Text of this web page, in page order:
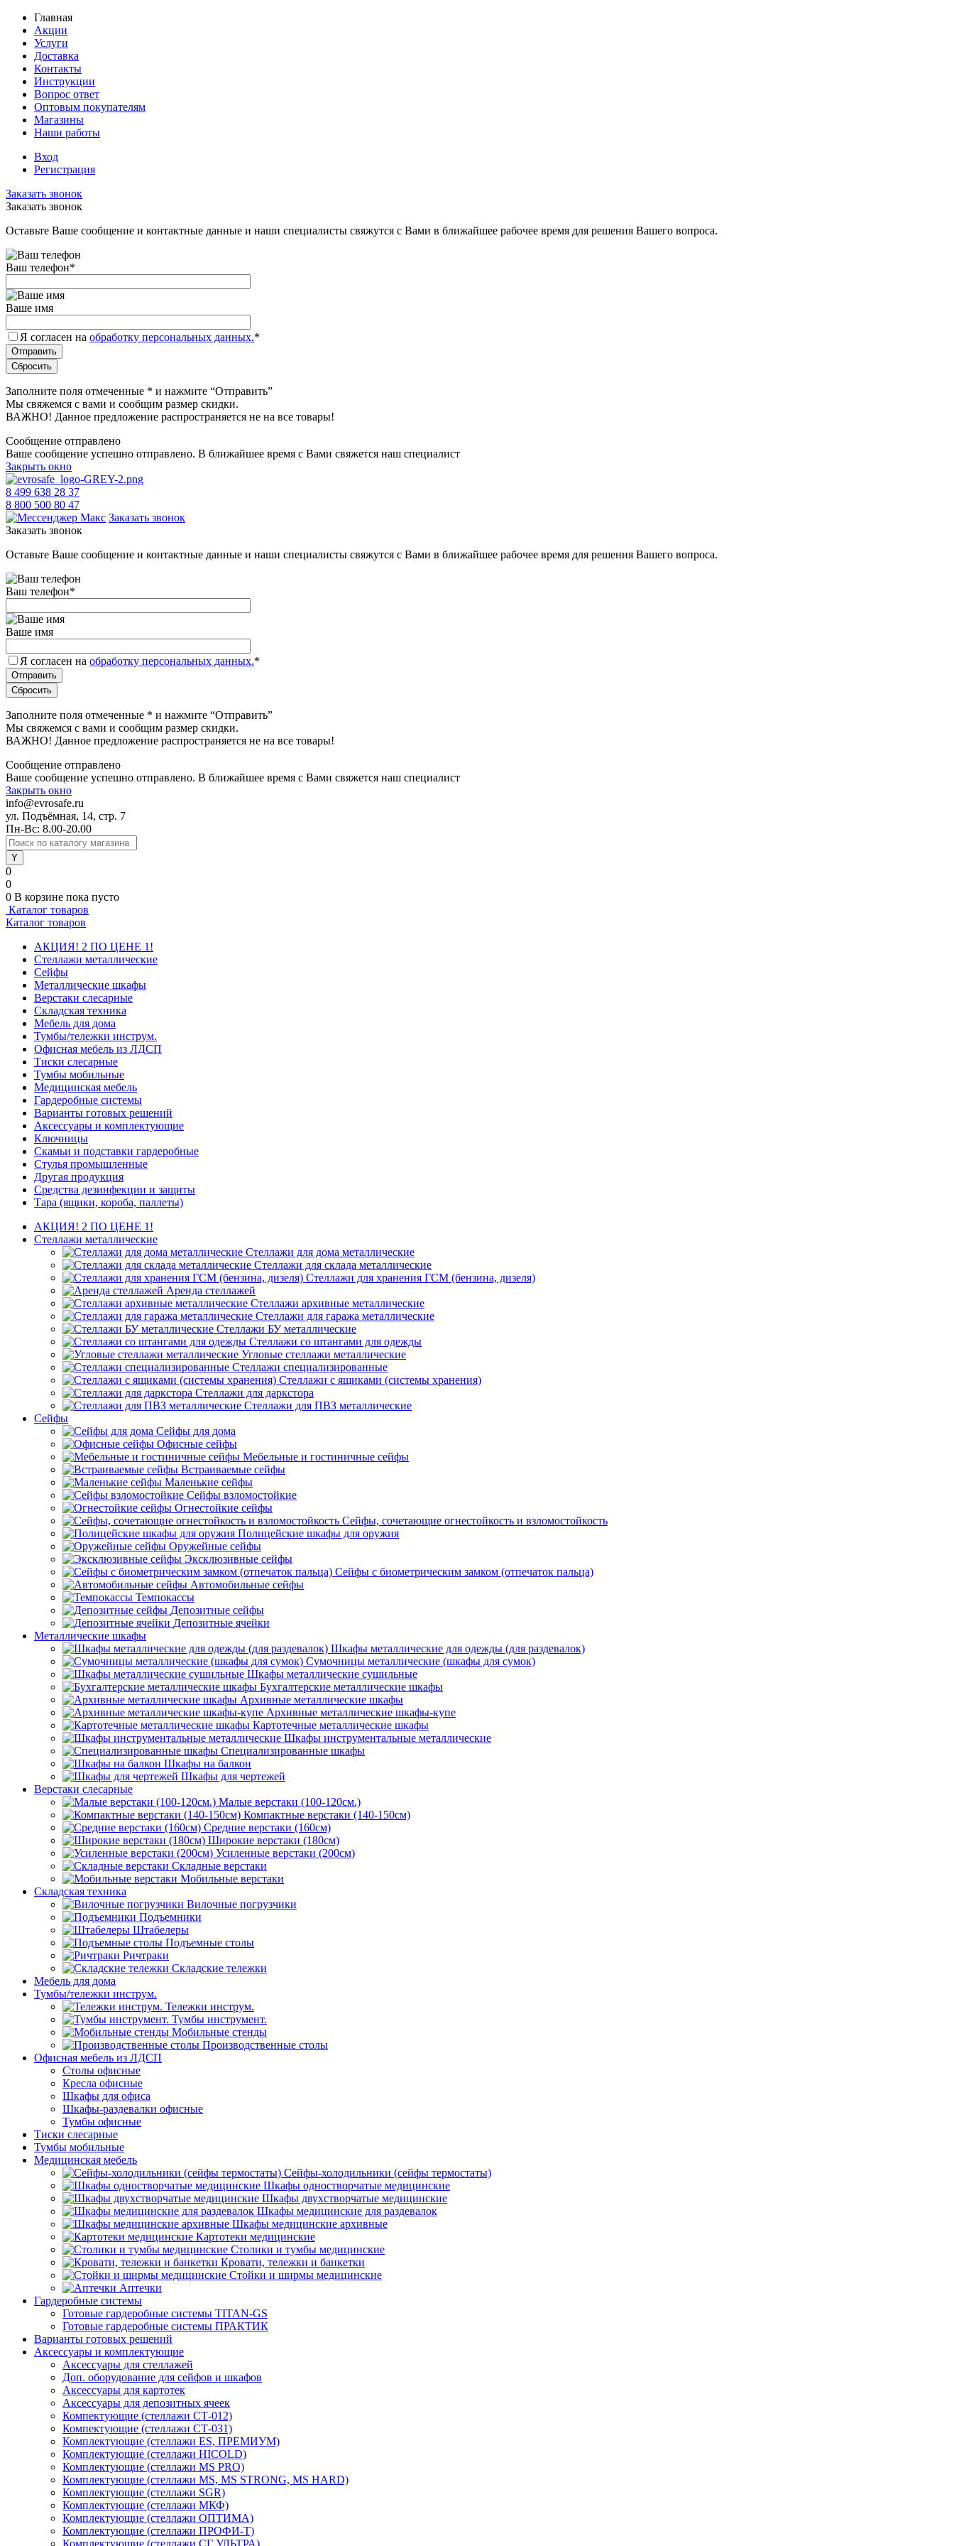
Главная
Акции
Услуги
Доставка
Контакты
Инструкции
Вопрос ответ
Оптовым покупателям
Магазины
Наши работы
Вход
Регистрация
Заказать звонок
Заказать звонок
Оставьте Ваше сообщение и контактные данные и наши специалисты свяжутся с Вами в ближайшее рабочее время для решения Вашего вопроса.
Ваш телефон*
Ваше имя
Я согласен на обработку персональных данных.*
Заполните поля отмеченные * и нажмите “Отправить”
Мы свяжемся с вами и сообщим размер скидки.
ВАЖНО! Данное предложение распространяется не на все товары!
Сообщение отправлено
Ваше сообщение успешно отправлено. В ближайшее время с Вами свяжется наш специалист
Закрыть окно
8 499 638 28 37
8 800 500 80 47
Заказать звонок
Заказать звонок
Оставьте Ваше сообщение и контактные данные и наши специалисты свяжутся с Вами в ближайшее рабочее время для решения Вашего вопроса.
Ваш телефон*
Ваше имя
Я согласен на обработку персональных данных.*
Заполните поля отмеченные * и нажмите “Отправить”
Мы свяжемся с вами и сообщим размер скидки.
ВАЖНО! Данное предложение распространяется не на все товары!
Сообщение отправлено
Ваше сообщение успешно отправлено. В ближайшее время с Вами свяжется наш специалист
Закрыть окно
info@evrosafe.ru
ул. Подъёмная, 14, стр. 7
Пн-Вс: 8.00-20.00
0
0
0 В корзине пока пусто
Каталог товаров
Каталог товаров
АКЦИЯ! 2 ПО ЦЕНЕ 1!
Стеллажи металлические
Сейфы
Металлические шкафы
Верстаки слесарные
Складская техника
Мебель для дома
Тумбы/тележки инструм.
Офисная мебель из ЛДСП
Тиски слесарные
Тумбы мобильные
Медицинская мебель
Гардеробные системы
Варианты готовых решений
Аксессуары и комплектующие
Ключницы
Скамьи и подставки гардеробные
Стулья промышленные
Другая продукция
Средства дезинфекции и защиты
Тара (ящики, короба, паллеты)
АКЦИЯ! 2 ПО ЦЕНЕ 1!
Стеллажи металлические
Стеллажи для дома металлические
Стеллажи для склада металлические
Стеллажи для хранения ГСМ (бензина, дизеля)
Аренда стеллажей
Стеллажи архивные металлические
Стеллажи для гаража металлические
Стеллажи БУ металлические
Стеллажи со штангами для одежды
Угловые стеллажи металлические
Стеллажи специализированные
Стеллажи с ящиками (системы хранения)
Стеллажи для даркстора
Стеллажи для ПВЗ металлические
Сейфы
Сейфы для дома
Офисные сейфы
Мебельные и гостиничные сейфы
Встраиваемые сейфы
Маленькие сейфы
Сейфы взломостойкие
Огнестойкие сейфы
Сейфы, сочетающие огнестойкость и взломостойкость
Полицейские шкафы для оружия
Оружейные сейфы
Эксклюзивные сейфы
Сейфы с биометрическим замком (отпечаток пальца)
Автомобильные сейфы
Темпокассы
Депозитные сейфы
Депозитные ячейки
Металлические шкафы
Шкафы металлические для одежды (для раздевалок)
Сумочницы металлические (шкафы для сумок)
Шкафы металлические сушильные
Бухгалтерские металлические шкафы
Архивные металлические шкафы
Архивные металлические шкафы-купе
Картотечные металлические шкафы
Шкафы инструментальные металлические
Специализированные шкафы
Шкафы на балкон
Шкафы для чертежей
Верстаки слесарные
Малые верстаки (100-120см.)
Компактные верстаки (140-150см)
Средние верстаки (160см)
Широкие верстаки (180см)
Усиленные верстаки (200см)
Складные верстаки
Мобильные верстаки
Складская техника
Вилочные погрузчики
Подъемники
Штабелеры
Подъемные столы
Ричтраки
Складские тележки
Мебель для дома
Тумбы/тележки инструм.
Тележки инструм.
Тумбы инструмент.
Мобильные стенды
Производственные столы
Офисная мебель из ЛДСП
Столы офисные
Кресла офисные
Шкафы для офиса
Шкафы-раздевалки офисные
Тумбы офисные
Тиски слесарные
Тумбы мобильные
Медицинская мебель
Сейфы-холодильники (сейфы термостаты)
Шкафы одностворчатые медицинские
Шкафы двухстворчатые медицинские
Шкафы медицинские для раздевалок
Шкафы медицинские архивные
Картотеки медицинские
Столики и тумбы медицинские
Кровати, тележки и банкетки
Стойки и ширмы медицинские
Аптечки
Гардеробные системы
Готовые гардеробные системы TITAN-GS
Готовые гардеробные системы ПРАКТИК
Варианты готовых решений
Аксессуары и комплектующие
Аксессуары для стеллажей
Доп. оборудование для сейфов и шкафов
Аксессуары для картотек
Аксессуары для депозитных ячеек
Компектующие (стеллажи СТ-012)
Компектующие (стеллажи СТ-031)
Комплектующие (стеллажи ES, ПРЕМИУМ)
Комплектующие (стеллажи HICOLD)
Комплектующие (стеллажи MS PRO)
Комплектующие (стеллажи MS, MS STRONG, MS HARD)
Комплектующие (стеллажи SGR)
Комплектующие (стеллажи МКФ)
Комплектующие (стеллажи ОПТИМА)
Комплектующие (стеллажи ПРОФИ-Т)
Комплектующие (стеллажи СГ УЛЬТРА)